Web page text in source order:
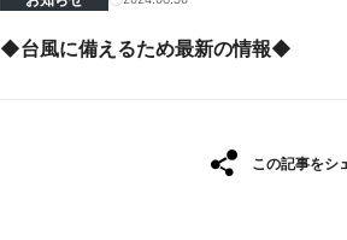
◆台風に備えるため最新の情報◆
この記事をシ